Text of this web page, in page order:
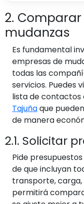
2.
mudanzas
Es fundamental
empresas de
todas las
servicios. Puedes
lista de contactos
Tajuñaque
de manera
2.1. Solicitar
Pide
de que incluyan
transporte, carga,
permitirá